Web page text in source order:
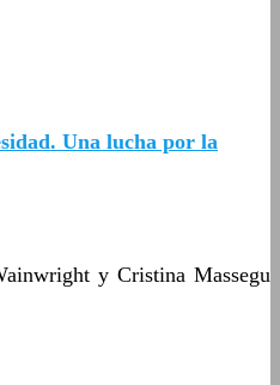
Una lucha por la
y Cristina Massegu